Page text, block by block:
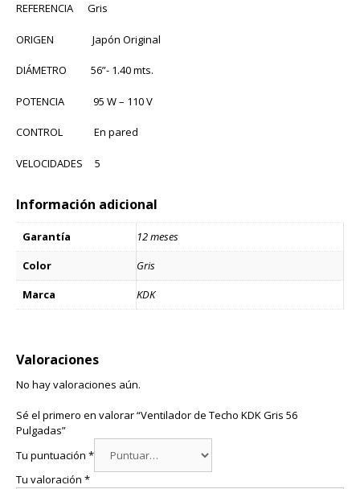
REFERENCIA Gris
ORIGEN Japón Original
DIÁMETRO 56”- 1.40 mts.
POTENCIA 95 W – 110 V
CONTROL En pared
VELOCIDADES 5
Información adicional
Garantía
12 meses
Color
Gris
Marca
KDK
Valoraciones
No hay valoraciones aún.
Sé el primero en valorar “Ventilador de Techo KDK Gris 56
Pulgadas”
Tu puntuación *
Tu valoración *